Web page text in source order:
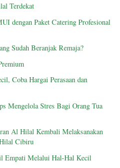
Terdekat
dengan Paket Catering Profesional
Sudah Beranjak Remaja?
Coba Hargai Perasaan dan
Mengelola Stres Bagi Orang Tua
Al Hilal Kembali Melaksanakan
Cibiru
Empati Melalui Hal-Hal Kecil